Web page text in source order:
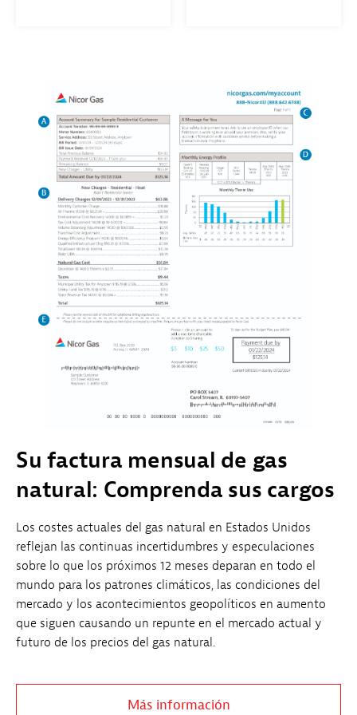
Su factura mensual de gas
natural: Comprenda sus cargos
Los costes actuales del gas natural en Estados Unidos
reflejan las continuas incertidumbres y especulaciones
sobre lo que los próximos 12 meses deparan en todo el
mundo para los patrones climáticos, las condiciones del
mercado y los acontecimientos geopolíticos en aumento
que siguen causando un repunte en el mercado actual y
futuro de los precios del gas natural.
Más información